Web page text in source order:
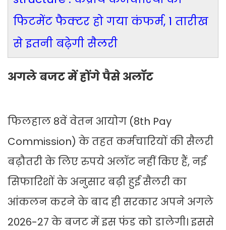
फिटमेंट फैक्टर हो गया कंफर्म, 1 तारीख
से इतनी बढ़ेगी सैलरी
अगले बजट में होंगे पैसे अलॉट
फिलहाल 8वें वेतन आयोग (8th Pay
Commission) के तहत कर्मचारियों की सैलरी
बढ़ौतरी के लिए रुपये अलॉट नहीं किए हैं, नई
सिफारिशों के अनुसार बढ़ी हुई सैलरी का
आंकलन करने के बाद ही सरकार अपने अगले
2026-27 के बजट में इस फंड को डालेगी। इससे